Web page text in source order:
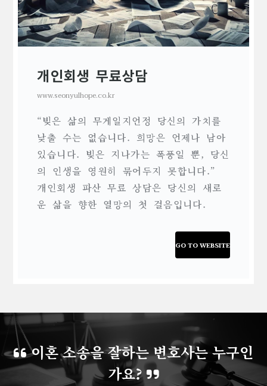
개인회생 무료상담
www.seonyulhope.co.kr
“빚은 삶의 무게일지언정 당신의 가치를
낮출 수는 없습니다. 희망은 언제나 남아
있습니다. 빚은 지나가는 폭풍일 뿐, 당신
의 인생을 영원히 묶어두지 못합니다.”
개인회생 파산 무료 상담은 당신의 새로
운 삶을 향한 열망의 첫 걸음입니다.
GO TO WEBSITE
이혼 소송을 잘하는 변호사는 누구인
가요?